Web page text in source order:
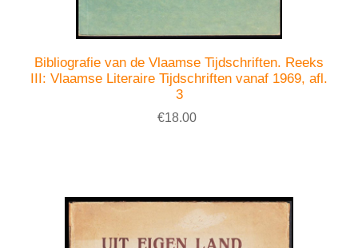
Bibliografie van de Vlaamse Tijdschriften. Reeks
III: Vlaamse Literaire Tijdschriften vanaf 1969, afl.
3
€18.00